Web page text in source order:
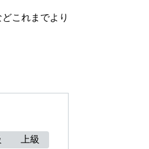
これまでより
上級